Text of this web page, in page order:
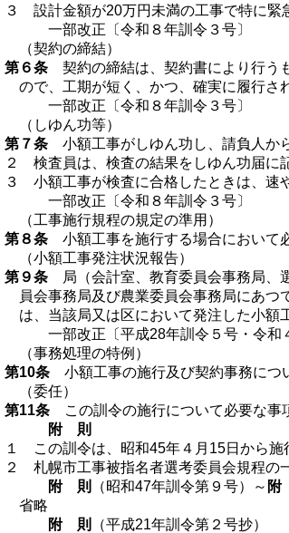
３ 設計金額が20万円未満の工事で特に緊
一部改正〔令和８年訓令３号〕
（契約の締結）
第６条 契約の締結は、契約書により行う
ので、工期が短く、かつ、確実に履行さ
一部改正〔令和８年訓令３号〕
（しゆん功等）
第７条 小額工事がしゆん功し、請負人か
２ 検査員は、検査の結果をしゆん功届に
３ 小額工事が検査に合格したときは、速
一部改正〔令和８年訓令３号〕
（工事施行規程の規定の準用）
第８条 小額工事を施行する場合において
（小額工事発注状況報告）
第９条 局（会計室、教育委員会事務局、
員会事務局及び農業委員会事務局にあつ
は、当該局又は区において発注した小額
一部改正〔平成28年訓令５号・令和
（事務処理の特例）
第10条 小額工事の施行及び契約事務につ
（委任）
第11条 この訓令の施行について必要な事
附 則
１ この訓令は、昭和45年４月15日から施
２ 札幌市工事被指名者選考委員会規程の
附 則
（昭和47年訓令第９号）～ 附
省略
附 則
（平成21年訓令第２号抄）